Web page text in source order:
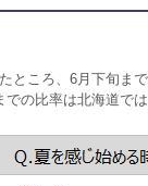
ところ、6月下旬ま
の比率は北海道で